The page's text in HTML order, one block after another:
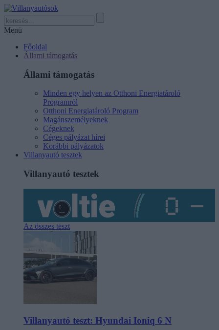
Menü
Főoldal
Állami támogatás
Állami támogatás
Minden egy helyen az Otthoni Energiatároló
Programról
Otthoni Energiatároló Program
Magánszemélyeknek
Cégeknek
Céges pályázat hírei
Korábbi pályázatok
Villanyautó tesztek
Villanyautó tesztek
Az összes teszt
Villanyautó teszt: Hyundai Ioniq 6 N